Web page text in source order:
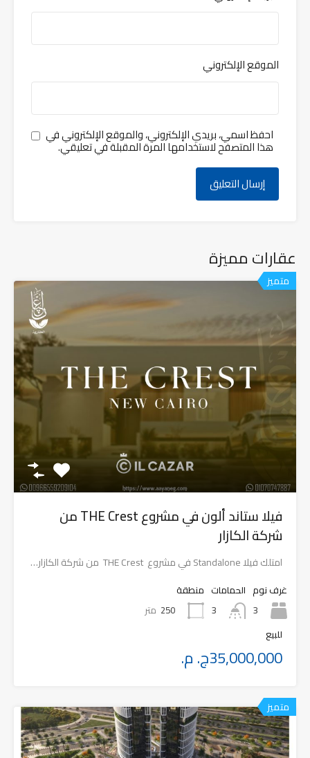
الموقع الإلكتروني
احفظ اسمي، بريدي الإلكتروني، والموقع الإلكتروني في
هذا المتصفح لاستخدامها المرة المقبلة في تعليقي.
عقارات مميزة
متميز
فيلا ستاند ألون في مشروع THE Crest من
شركة الكازار
امتلك فيلا Standalone في مشروع THE Crest من شركة الكازار…
غرف نوم
3
الحمامات
3
منطقة
250 متر
للبيع
35,000,000ج. م.
متميز